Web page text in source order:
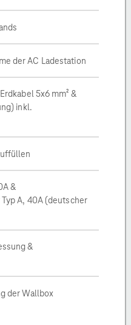
der AC Ladestation
5x6 mm² &
inkl.
&
A, 40A (deutscher
&
der Wallbox